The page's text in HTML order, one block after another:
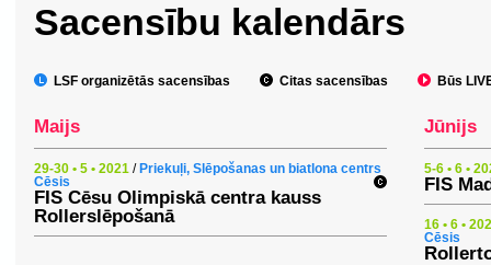
Sacensību kalendārs
LSF organizētās sacensības Citas sacensības Būs
Maijs
29-30 • 5 • 2021 / Priekuļi, Slēpošanas un biatlona centrs
Cēsis
FIS Cēsu Olimpiskā centra kauss
Rollerslēpošanā
Jūnijs
5-6 • 6 •
FIS
16 • 6 •
Cēsis